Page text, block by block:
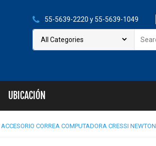
55-5639-2220 y 55-5639-1049
for:
UBICACIÓN
ACCESORIO CORREA COMPUTADORA CRESSI NEWTON